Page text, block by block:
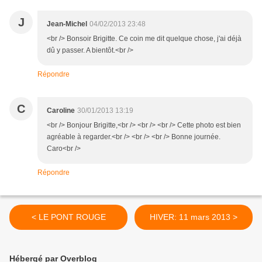
J Jean-Michel 04/02/2013 23:48
<br /> Bonsoir Brigitte. Ce coin me dit quelque chose, j'ai déjà
dû y passer. A bientôt.<br />
Répondre
C Caroline 30/01/2013 13:19
<br /> Bonjour Brigitte,<br /> <br /> <br /> Cette photo est bien
agréable à regarder.<br /> <br /> <br /> Bonne journée.
Caro<br />
Répondre
< LE PONT ROUGE HIVER: 11 mars 2013 >
Hébergé par Overblog